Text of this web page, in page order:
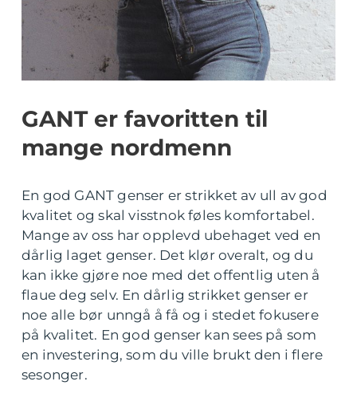
GANT er favoritten til
mange nordmenn
En god GANT genser er strikket av ull av god
kvalitet og skal visstnok føles komfortabel.
Mange av oss har opplevd ubehaget ved en
dårlig laget genser. Det klør overalt, og du
kan ikke gjøre noe med det offentlig uten å
flaue deg selv. En dårlig strikket genser er
noe alle bør unngå å få og i stedet fokusere
på kvalitet. En god genser kan sees på som
en investering, som du ville brukt den i flere
sesonger.